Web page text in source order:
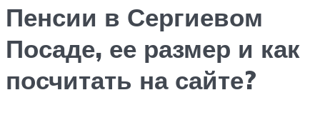
Пенсии в Сергиевом
Посаде, ее размер и как
посчитать на сайте?